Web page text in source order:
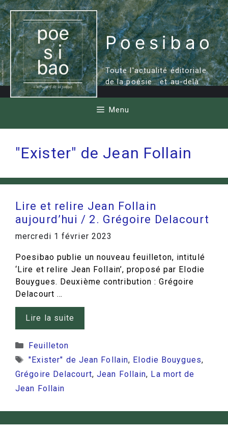
Aller
au
contenu
Poesibao
Toute l'actualité éditoriale
de la poésie… et au-delà
Menu
"Exister" de Jean Follain
Lire et relire Jean Follain
aujourd’hui / 2. Grégoire Delacourt
mercredi 1 février 2023
Poesibao publie un nouveau feuilleton, intitulé
‘Lire et relire Jean Follain’, proposé par Elodie
Bouygues. Deuxième contribution : Grégoire
Delacourt …
Lire la suite
Catégories
Feuilleton
Étiquettes
"Exister" de Jean Follain, Elodie Bouygues,
Grégoire Delacourt,Jean Follain, La mort de
Jean Follain